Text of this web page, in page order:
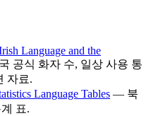
Language and the
공식 화자 수, 일상 사용 통
자료.
Language Tables — 북
표.